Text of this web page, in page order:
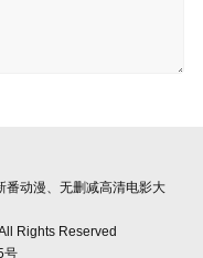
番动漫、无删减高清电影大
Rights Reserved
号